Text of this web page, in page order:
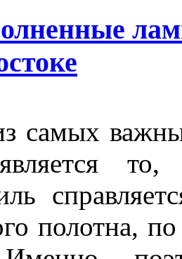
самых
то,
полотна,